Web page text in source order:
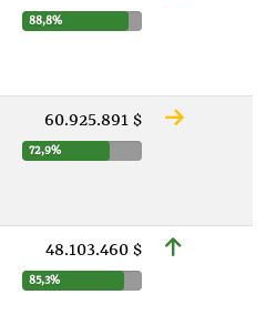
88,8%
60.925.891 $
72,9%
48.103.460 $
85,3%